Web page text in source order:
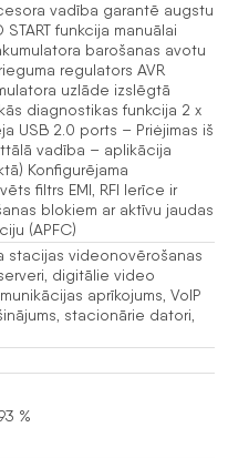
vadība garantē augstu
funkcija manuālai
barošanas avotu
regulators AVR
uzlāde izslēgtā
diagnostikas funkcija 2 x
USB 2.0 ports – Priėjimas iš
vadība – aplikācija
Konfigurējama
filtrs EMI, RFI Ierīce ir
blokiem ar aktīvu jaudas
(APFC)
stacijas videonovērošanas
digitālie video
aprīkojums, VoIP
stacionārie datori,
%